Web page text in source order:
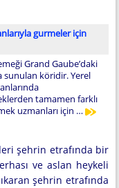
gurmeler için
Grand Gaube’daki
köridir. Yerel
tamamen farklı
uzmanları için …
şehrin etrafında bir
ve aslan heykeli
şehrin etrafında